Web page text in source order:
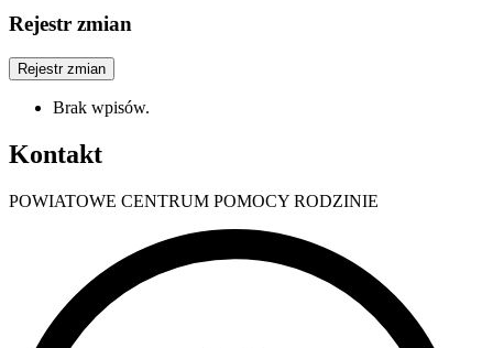
Rejestr zmian
Rejestr zmian
Brak wpisów.
Kontakt
POWIATOWE CENTRUM POMOCY RODZINIE